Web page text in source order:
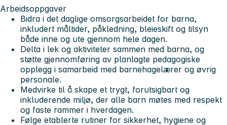
Arbeidsoppgaver
Bidra i det daglige omsorgsarbeidet for barna,
inkludert måltider, påkledning, bleieskift og tilsyn
både inne og ute gjennom hele dagen.
Delta i lek og aktiviteter sammen med barna, og
støtte gjennomføring av planlagte pedagogiske
opplegg i samarbeid med barnehagelærer og øvrig
personale.
Medvirke til å skape et trygt, forutsigbart og
inkluderende miljø, der alle barn møtes med respekt
og faste rammer i hverdagen.
Følge etablerte rutiner for sikkerhet, hygiene og